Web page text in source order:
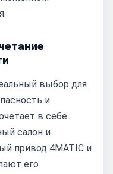
выбор для
и
в себе
салон и
привод 4MATIC и
его